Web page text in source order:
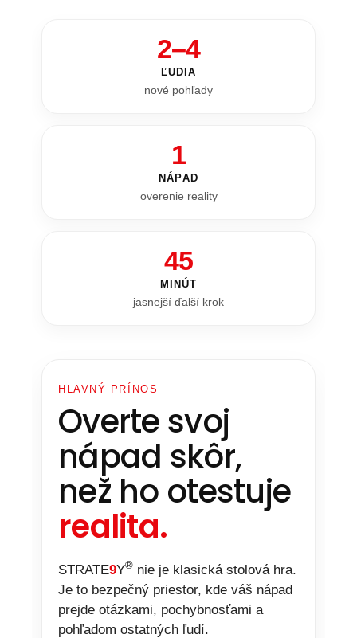
2–4
ĽUDIA
nové pohľady
1
NÁPAD
overenie reality
45
MINÚT
jasnejší ďalší krok
HLAVNÝ PRÍNOS
Overte svoj
nápad skôr,
než ho otestuje
realita.
STRATE9Y® nie je klasická stolová hra.
Je to bezpečný priestor, kde váš nápad
prejde otázkami, pochybnosťami a
pohľadom ostatných ľudí.